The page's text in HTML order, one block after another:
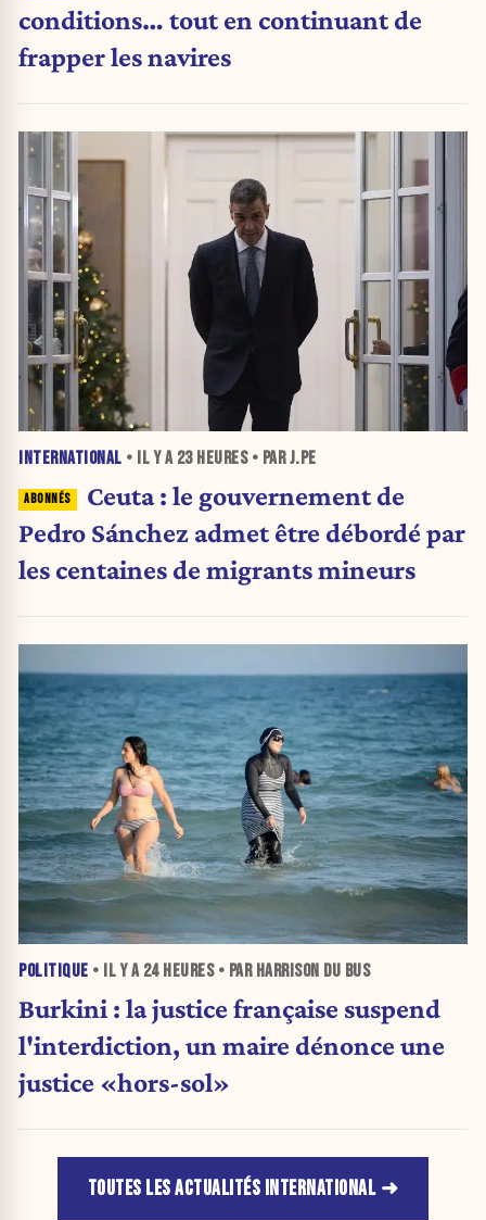
conditions… tout en continuant de
frapper les navires
INTERNATIONAL • IL Y A 23 HEURES• PAR J.PE
Ceuta : le gouvernement de
Pedro Sánchez admet être débordé par
les centaines de migrants mineurs
POLITIQUE • IL Y A 24 HEURES• PAR HARRISON DU BUS
Burkini : la justice française suspend
l'interdiction, un maire dénonce une
justice «hors-sol»
TOUTES LES ACTUALITÉS INTERNATIONAL